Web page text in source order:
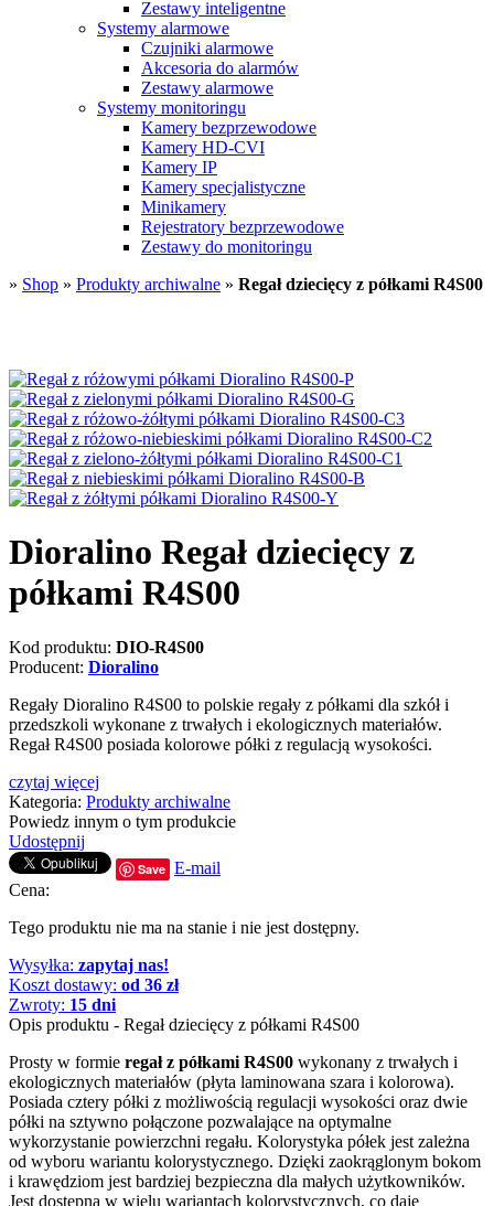
Zestawy inteligentne
Systemy alarmowe
Czujniki alarmowe
Akcesoria do alarmów
Zestawy alarmowe
Systemy monitoringu
Kamery bezprzewodowe
Kamery HD-CVI
Kamery IP
Kamery specjalistyczne
Minikamery
Rejestratory bezprzewodowe
Zestawy do monitoringu
» Shop » Produkty archiwalne » Regał dziecięcy z półkami R4S00
Dioralino Regał dziecięcy z
półkami R4S00
Kod produktu: DIO-R4S00
Producent: Dioralino
Regały Dioralino R4S00 to polskie regały z półkami dla szkół i
przedszkoli wykonane z trwałych i ekologicznych materiałów.
Regał R4S00 posiada kolorowe półki z regulacją wysokości.
czytaj więcej
Kategoria: Produkty archiwalne
Powiedz innym o tym produkcie
Udostępnij
Save E-mail
Cena:
Tego produktu nie ma na stanie i nie jest dostępny.
Wysyłka: zapytaj nas!
Koszt dostawy: od 36 zł
Zwroty: 15 dni
Opis produktu - Regał dziecięcy z półkami R4S00
Prosty w formie regał z półkami R4S00 wykonany z trwałych i
ekologicznych materiałów (płyta laminowana szara i kolorowa).
Posiada cztery półki z możliwością regulacji wysokości oraz dwie
półki na sztywno połączone pozwalające na optymalne
wykorzystanie powierzchni regału. Kolorystyka półek jest zależna
od wyboru wariantu kolorystycznego. Dzięki zaokrąglonym bokom
i krawędziom jest bardziej bezpieczna dla małych użytkowników.
Jest dostępna w wielu wariantach kolorystycznych, co daje